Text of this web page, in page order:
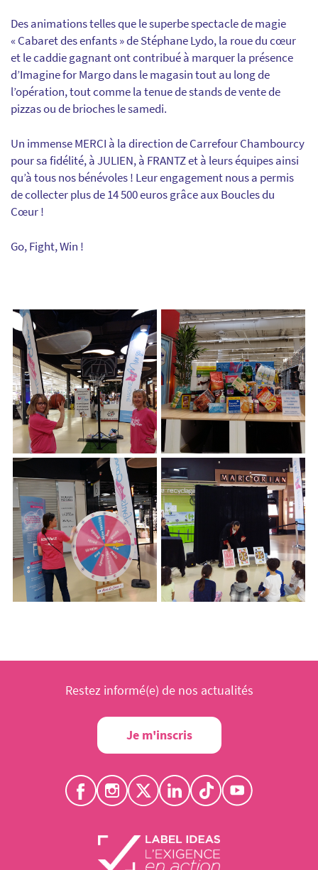
Des animations telles que le superbe spectacle de magie
« Cabaret des enfants » de Stéphane Lydo, la roue du cœur
et le caddie gagnant ont contribué à marquer la présence
d’Imagine for Margo dans le magasin tout au long de
l’opération, tout comme la tenue de stands de vente de
pizzas ou de brioches le samedi.
Un immense MERCI à la direction de Carrefour Chambourcy
pour sa fidélité, à JULIEN, à FRANTZ et à leurs équipes ainsi
qu’à tous nos bénévoles ! Leur engagement nous a permis
de collecter plus de 14 500 euros grâce aux Boucles du
Cœur !
Go, Fight, Win !
Restez informé(e) de nos actualités
Je m'inscris